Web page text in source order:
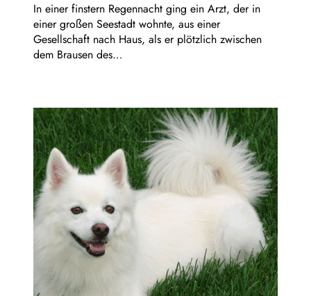
In einer finstern Regennacht ging ein Arzt, der in
einer großen Seestadt wohnte, aus einer
Gesellschaft nach Haus, als er plötzlich zwischen
dem Brausen des…